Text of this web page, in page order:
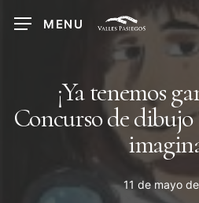
MENU
¡Ya tenemos
Concurso de dibujo
11 de mayo